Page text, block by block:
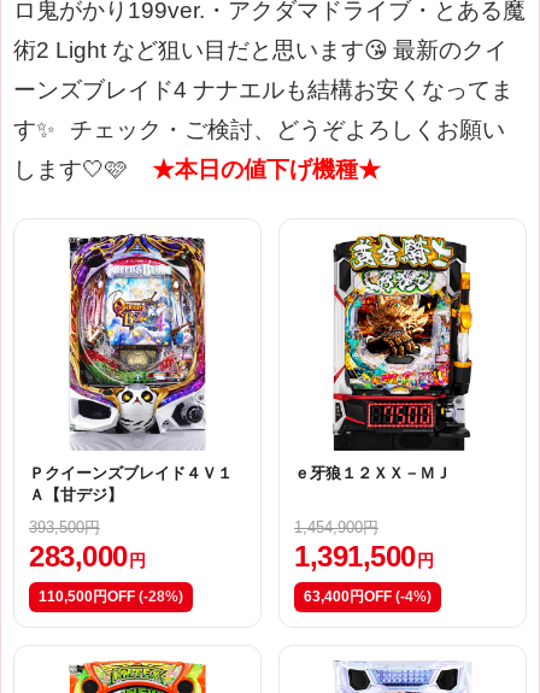
ロ鬼がかり199ver.・アクダマドライブ・とある魔
術2 Light など狙い目だと思います😘 最新のクイ
ーンズブレイ ド4 ナナエルも結構お安くなってま
す✨
チェック・ご検討、どうぞよろしくお願い
します🤍🩷
★本日の値下げ機種★
Ｐクイーンズブレイド４Ｖ１
Ａ【甘デジ】
393,500円
283,000 円
110,500円OFF (-28%)
ｅ牙狼１２ＸＸ－ＭＪ
1,454,900円
1,391,500 円
63,400円OFF (-4%)